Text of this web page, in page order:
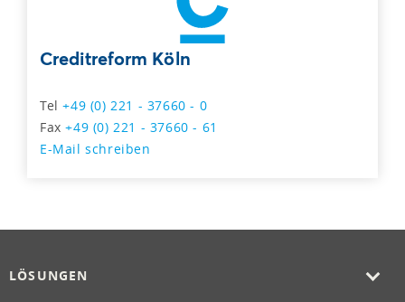
Creditreform Köln
Tel+49 (0) 221 - 37660 - 0
Fax+49 (0) 221 - 37660 - 61
E-Mail schreiben
LÖSUNGEN